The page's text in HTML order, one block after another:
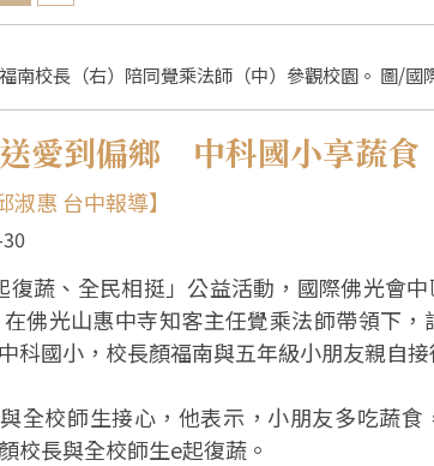
南校長（右）陪同覺乘法師（中）參觀校園。 圖/國
愛到偏鄉 中科國小享蔬食
淑惠 台中報導】
復蔬、全民相挺」公益活動，國際佛光會
佛光山惠中寺知客主任覺乘法師帶領下
科國小，校長顏福南與五年級小朋友親自接
全校師生接心，他表示，小朋友多吃蔬
校長與全校師生e起復蔬。